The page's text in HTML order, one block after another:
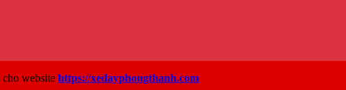
cho website https://xedayphongthanh.com